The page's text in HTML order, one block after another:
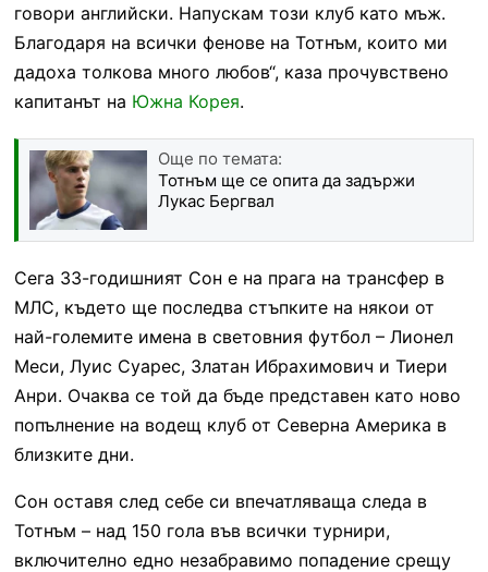
говори английски. Напускам този клуб като мъж.
Благодаря на всички фенове на Тотнъм, които ми
дадоха толкова много любов“, каза прочувствено
капитанът на Южна Корея.
Още по темата:
Тотнъм ще се опита да задържи
Лукас Бергвал
Сега 33-годишният Сон е на прага на трансфер в
МЛС, където ще последва стъпките на някои от
най-големите имена в световния футбол – Лионел
Меси, Луис Суарес, Златан Ибрахимович и Тиери
Анри. Очаква се той да бъде представен като ново
попълнение на водещ клуб от Северна Америка в
близките дни.
Сон оставя след себе си впечатляваща следа в
Тотнъм – над 150 гола във всички турнири,
включително едно незабравимо попадение срещу